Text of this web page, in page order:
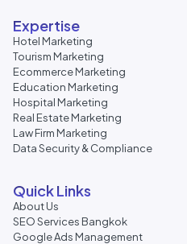
Expertise
Hotel Marketing
Tourism Marketing
Ecommerce Marketing
Education Marketing
Hospital Marketing
Real Estate Marketing
Law Firm Marketing
Data Security & Compliance
Quick Links
About Us
SEO Services Bangkok
Google Ads Management